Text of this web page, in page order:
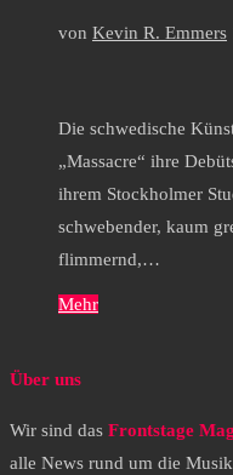
von Kevin R. Emmers
Die schwedische
„Massacre“ ihre
ihrem Stockholmer
schwebender, kaum
flimmernd,…
Mehr
Über uns
Wir sind das Frontstage
alle News rund um die